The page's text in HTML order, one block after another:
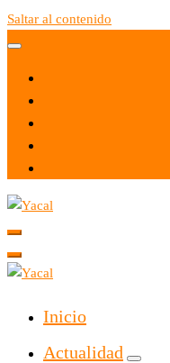
Saltar al contenido
Yacal micro hosting
Inicio
Actualidad